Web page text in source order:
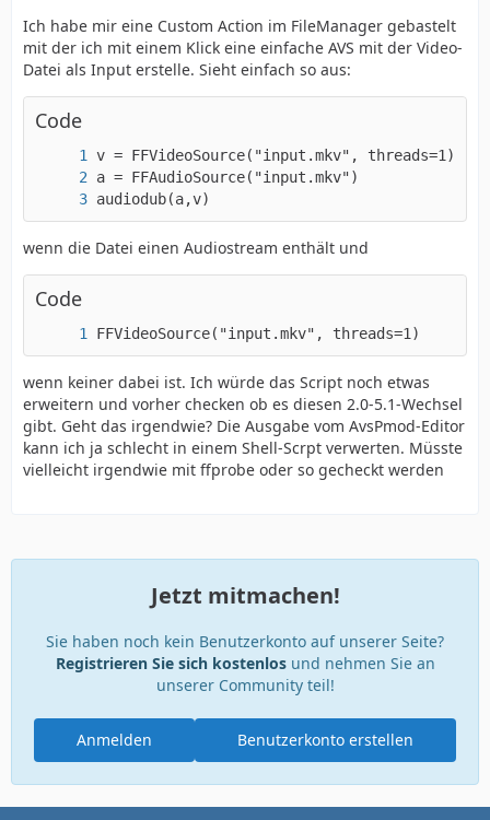
Ich habe mir eine Custom Action im FileManager gebastelt
mit der ich mit einem Klick eine einfache AVS mit der Video-
Datei als Input erstelle. Sieht einfach so aus:
Code
audiodub(a,v)
wenn die Datei einen Audiostream enthält und
Code
FFVideoSource("input.mkv", threads=1)
wenn keiner dabei ist. Ich würde das Script noch etwas
erweitern und vorher checken ob es diesen 2.0-5.1-Wechsel
gibt. Geht das irgendwie? Die Ausgabe vom AvsPmod-Editor
kann ich ja schlecht in einem Shell-Scrpt verwerten. Müsste
vielleicht irgendwie mit ffprobe oder so gecheckt werden
Jetzt mitmachen!
Sie haben noch kein Benutzerkonto auf unserer Seite?
Registrieren Sie sich kostenlosund nehmen Sie an
unserer Community teil!
Benutzerkonto erstellen
Anmelden